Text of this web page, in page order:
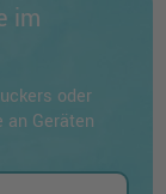
im
oder
Geräten